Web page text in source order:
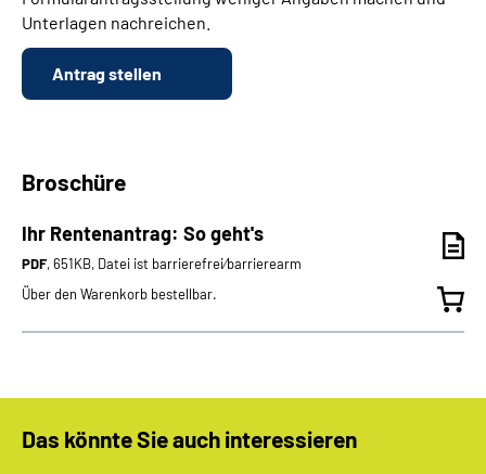
Unterlagen nachreichen.
Antrag stellen
Broschüre
Ihr Rentenantrag: So geht's
PDF, 651KB, Datei ist barrierefrei⁄barrierearm
Über den Warenkorb bestellbar.
Das könnte Sie auch interessieren